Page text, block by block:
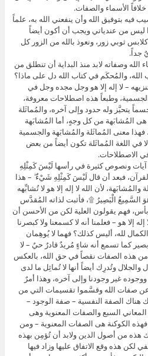
الأسماء والصفات.
بتوفيق الله وأن ينفعني الله به، علماً
ليس من عندياتي ويجب أن أكون أيضاً
ثوبي زور، ونعوذ بالله من الزور كل
جداً.
وصفاته لابد منذ البداية أن تنطلق من
والمُحكَم في كتاب الله دل على ماذا؟
– لا إله إلا هو وجل مجده وجل في
وطبعاً هذه اصطلاحات معروفة،
يتحيَّز وله حدود وإلى آخره، والمُماثَلة
المُشابَهة من كل وجهٍ، أما المُشابَهة
معنى المُماثَلة والمُشابَهة والجسمية
في اللغة المُماثَلة تكون أيضاً من بعض
الاصطلاحات.
ونصوص كثيرة في رأسها لَيْسَ كَمِثْلِهِ
فبعد أن قال لَيْسَ كَمِثْلِهِ شَيْءٌ ۖ – هذا
لأن الله لا إله إلا هو لا تُشابِّهه
السَّمِيعُ الْبَصِيرُ ۩، فأثبت لذاته المُقدَّس
بأس، فهم يقولون العلية لكن من الأحسن أن
إلا هو – فعلمنا أنه لا كسمعنا ولا كبصرنا
لله، أليس كذلك؟ فهما لا يُوهِمان
كما تسمع أنه شاءٍ مُريدٌ قادرٌ حيٌ – لا
من هذه الصفات نقصاً في حق الله، بالعكس
وتُدرِك أيضاً أنها لا تُماثِل ما لدى
ووجوده غير وجودنا وإلى آخره، وهذا أمرٌ
صفات الله وقسَّموا تقسيمات التي من
هناك الصفة النفسية – صفة الوجود –
السبع والصفات المعنوية وهى
فهذه الكوكنة هى الصفات المعنوية – ومن
من أصول الدين ولابد أن تُؤمِن بهذه
لكن هذه وقع الاتفاق عليها وزاد فيها